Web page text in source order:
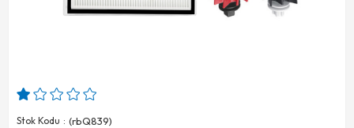
Stok Kodu
(rbQ839)